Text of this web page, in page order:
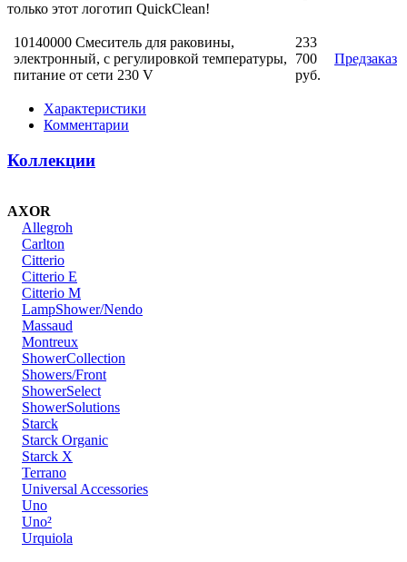
только этот логотип QuickClean!
10140000 Смеситель для раковины,
электронный, с регулировкой температуры,
питание от сети 230 V
233
700
руб.
Предзаказ
Характеристики
Комментарии
Коллекции
AXOR
Allegroh
Carlton
Citterio
Citterio E
Citterio M
LampShower/Nendo
Massaud
Montreux
ShowerCollection
Showers/Front
ShowerSelect
ShowerSolutions
Starck
Starck Organic
Starck X
Terrano
Universal Accessories
Uno
Uno²
Urquiola